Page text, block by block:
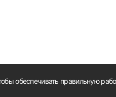
обеспечивать правильную